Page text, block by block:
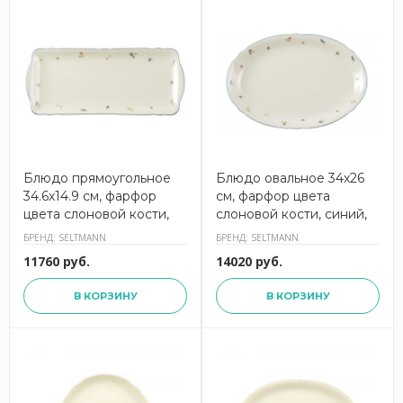
Блюдо прямоугольное
34.6х14.9 см, фарфор
цвета слоновой кости,
синий, Marieluise,
БРЕНД: SELTMANN
11760 руб.
В КОРЗИНУ
Блюдо овальное 34x26
см, фарфор цвета
слоновой кости, синий,
Marieluise, 001.294554,
БРЕНД: SELTMANN
14020 руб.
В КОРЗИНУ